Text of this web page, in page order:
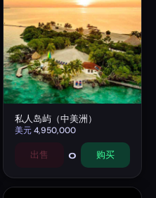
私人岛屿（中美洲）
美元4,950,000
出售 0 购买